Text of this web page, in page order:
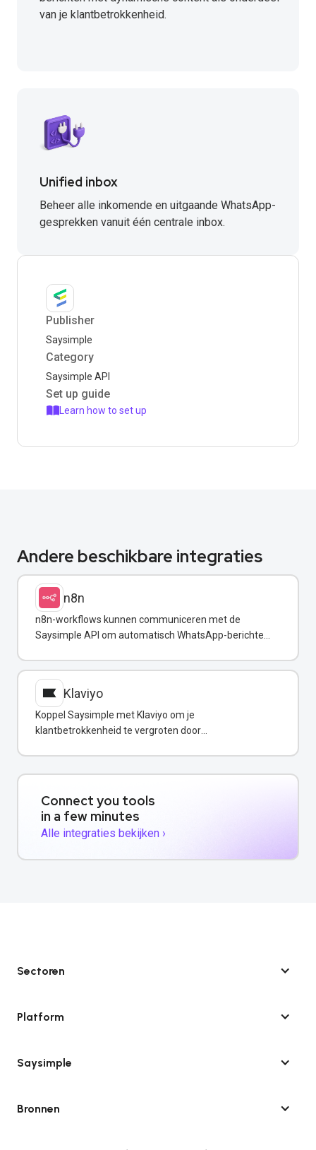
van je klantbetrokkenheid.
Unified inbox
Beheer alle inkomende en uitgaande WhatsApp-
gesprekken vanuit één centrale inbox.
Publisher
Saysimple
Category
Saysimple API
Set up guide
Learn how to set up
Andere beschikbare integraties
n8n
n8n-workflows kunnen communiceren met de
Saysimple API om automatisch WhatsApp-berichten
communicatie gestroomlijnd zonder handmatige
acties. Klaviyo
Koppel Saysimple met Klaviyo om je
klantbetrokkenheid te vergroten door
Connect you tools
in a few minutes
Alle integraties bekijken ›
Sectoren
Platform
Saysimple
Bronnen